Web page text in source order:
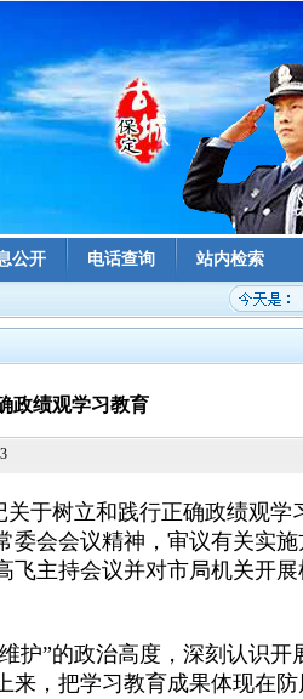
公开 电话查询 站内检索
政绩观学习教育
于树立和践行正确政绩观学
会会议精神，审议有关实
主持会议并对市局机关开
”的政治高度，深刻认识开
，把学习教育成果体现在